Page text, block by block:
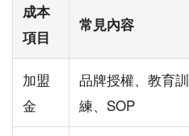
成本
項目
常見內容
加盟
金
品牌授權、教育訓
練、SOP